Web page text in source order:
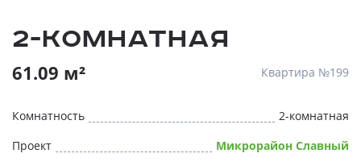
2-комнатная
61.09 м² Квартира №199
Комнатность
2-комнатная
Проект
Микрорайон Славный